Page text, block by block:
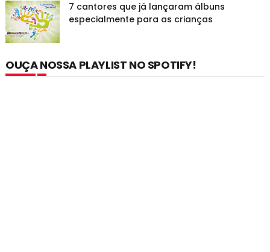
7 cantores que já lançaram álbuns
especialmente para as crianças
OUÇA NOSSA PLAYLIST NO SPOTIFY!